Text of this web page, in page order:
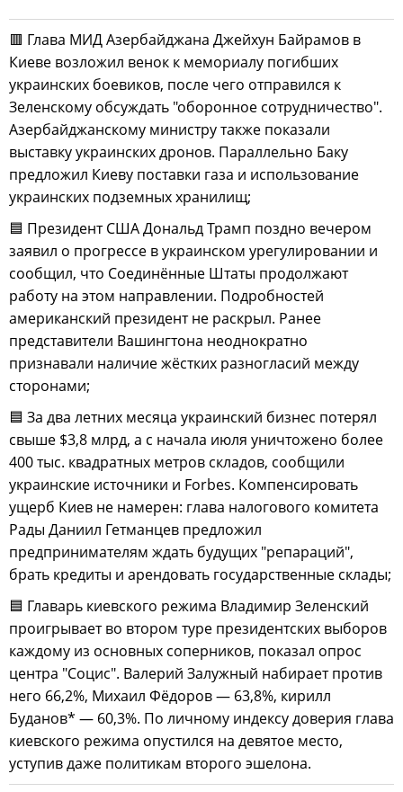
🟥 Глава МИД Азербайджана Джейхун Байрамов в
Киеве возложил венок к мемориалу погибших
украинских боевиков, после чего отправился к
Зеленскому обсуждать "оборонное сотрудничество".
Азербайджанскому министру также показали
выставку украинских дронов. Параллельно Баку
предложил Киеву поставки газа и использование
украинских подземных хранилищ;
🟦 Президент США Дональд Трамп поздно вечером
заявил о прогрессе в украинском урегулировании и
сообщил, что Соединённые Штаты продолжают
работу на этом направлении. Подробностей
американский президент не раскрыл. Ранее
представители Вашингтона неоднократно
признавали наличие жёстких разногласий между
сторонами;
🟦 За два летних месяца украинский бизнес потерял
свыше $3,8 млрд, а с начала июля уничтожено более
400 тыс. квадратных метров складов, сообщили
украинские источники и Forbes. Компенсировать
ущерб Киев не намерен: глава налогового комитета
Рады Даниил Гетманцев предложил
предпринимателям ждать будущих "репараций",
брать кредиты и арендовать государственные склады;
🟦 Главарь киевского режима Владимир Зеленский
проигрывает во втором туре президентских выборов
каждому из основных соперников, показал опрос
центра "Социс". Валерий Залужный набирает против
него 66,2%, Михаил Фёдоров — 63,8%, кирилл
Буданов* — 60,3%. По личному индексу доверия глава
киевского режима опустился на девятое место,
уступив даже политикам второго эшелона.